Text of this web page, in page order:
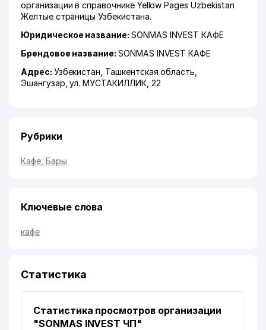
организации в справочнике Yellow Pages Uzbekistan
Желтые страницы Узбекистана.
Юридическое название: SONMAS INVEST КАФЕ
Брендовое название: SONMAS INVEST КАФЕ
Адрес: Узбекистан, Ташкентская область
Эшангузар ,ул. МУСТАКИЛЛИК , 22
Рубрики
Кафе, Бары
Ключевые слова
кафе
Статистика
Статистика просмотров организации
"SONMAS INVEST ЧП"